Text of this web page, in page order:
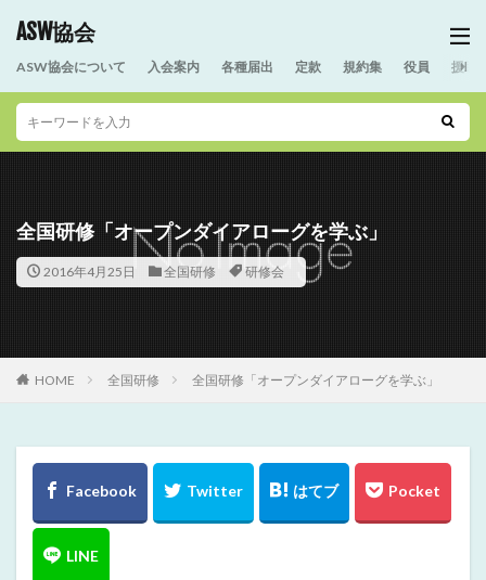
ASW協会
ASW協会について 入会案内 各種届出 定款 規約集 役員 援助
全国研修「オープンダイアローグを学ぶ」
2016年4月25日 全国研修 研修会
HOME 全国研修 全国研修「オープンダイアローグを学ぶ」